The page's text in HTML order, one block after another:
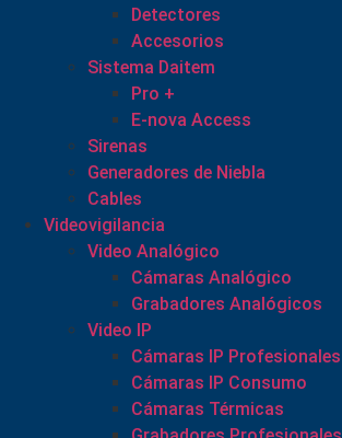
Detectores
Accesorios
Sistema Daitem
Pro +
E-nova Access
Sirenas
Generadores de Niebla
Cables
Videovigilancia
Video Analógico
Cámaras Analógico
Grabadores Analógicos
Video IP
Cámaras IP Profesionales
Cámaras IP Consumo
Cámaras Térmicas